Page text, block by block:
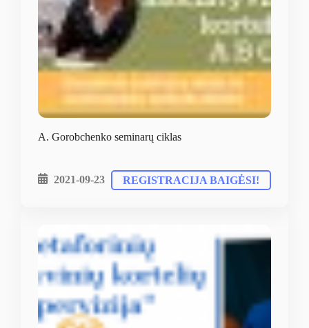
A. Gorobchenko seminarų ciklas
2021-09-23 REGISTRACIJA BAIGĖSI!